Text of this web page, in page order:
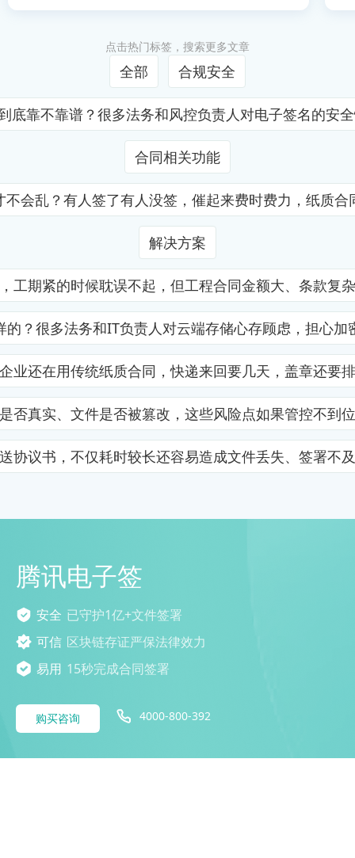
点击热门标签，搜索更多文章
全部 合规安全
靠不靠谱？很多法务和风控负责人对电子签名的
合同相关功能
会乱？有人签了有人没签，催起来费时费力，纸质
解决方案
期紧的时候耽误不起，但工程合同金额大、条款
很多法务和IT负责人对云端存储心存顾虑，担
还在用传统纸质合同，快递来回要几天，盖章还
真实、文件是否被篡改，这些风险点如果管控不
议书，不仅耗时较长还容易造成文件丢失、签署
腾讯电子签
安全 已守护1亿+文件签署
可信 区块链存证严保法律效力
易用 15秒完成合同签署
购买咨询 4000-800-392